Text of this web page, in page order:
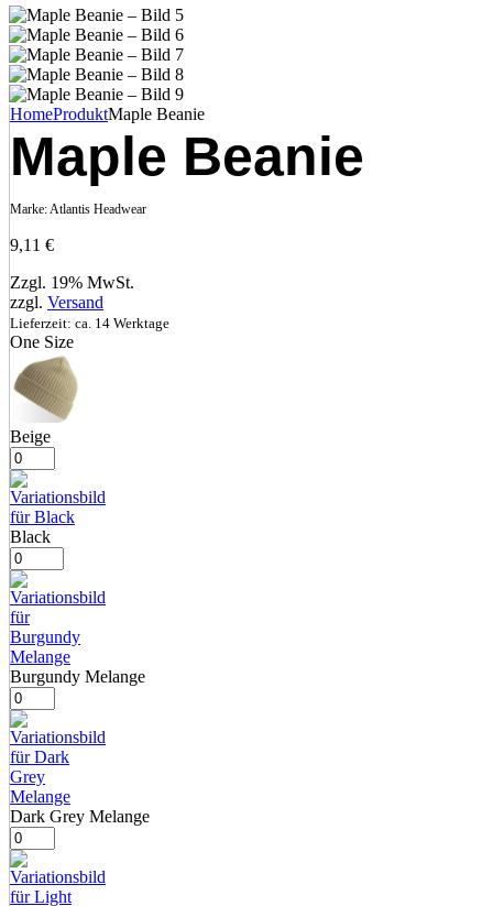
HomeProduktMaple Beanie
Maple Beanie
Marke: Atlantis Headwear
9,11 €
Zzgl. 19% MwSt.
zzgl. Versand
Lieferzeit: ca. 14 Werktage
One Size
Beige
Black
Burgundy Melange
Dark Grey Melange